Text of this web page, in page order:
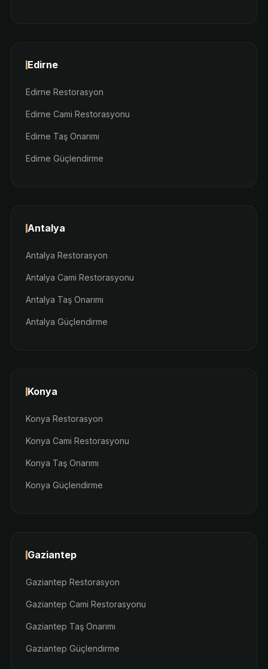
Edirne
Edirne Restorasyon
Edirne Cami Restorasyonu
Edirne Taş Onarımı
Edirne Güçlendirme
Antalya
Antalya Restorasyon
Antalya Cami Restorasyonu
Antalya Taş Onarımı
Antalya Güçlendirme
Konya
Konya Restorasyon
Konya Cami Restorasyonu
Konya Taş Onarımı
Konya Güçlendirme
Gaziantep
Gaziantep Restorasyon
Gaziantep Cami Restorasyonu
Gaziantep Taş Onarımı
Gaziantep Güçlendirme